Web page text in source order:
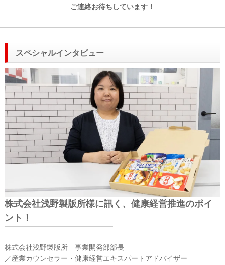
ご連絡お待ちしています！
スペシャルインタビュー
株式会社浅野製版所様に訊く、健康経営推進のポイ
ント！
株式会社浅野製版所 事業開発部部長
／産業カウンセラー・健康経営エキスパートアドバイザー